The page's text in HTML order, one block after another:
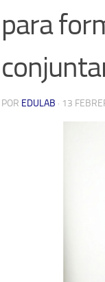
para
POR EDULAB · 13